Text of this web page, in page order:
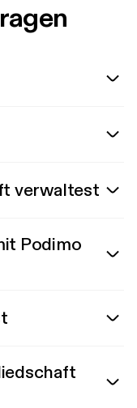
verwaltest
Podimo